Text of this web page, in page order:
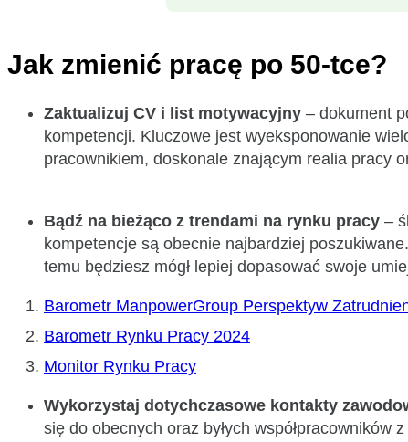
Jak zmienić pracę po 50-tce?
Zaktualizuj CV i list motywacyjny – dokument
kompetencji. Kluczowe jest wyeksponowanie
pracownikiem, doskonale znającym realia pracy
Bądź na bieżąco z trendami na rynku pracy –
kompetencje są obecnie najbardziej
temu będziesz mógł lepiej dopasować swoje
Barometr ManpowerGroup Perspektyw
Barometr Rynku Pracy 2024
Monitor Rynku Pracy
Wykorzystaj dotychczasowe kontakty
się do obecnych oraz byłych współpracowników